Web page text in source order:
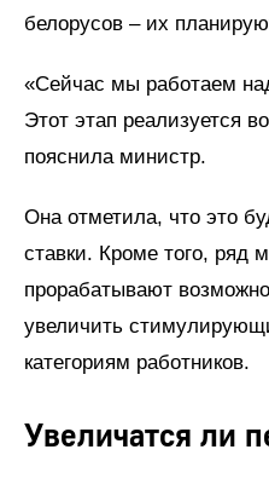
белорусов – их
«Сейчас мы работаем
Этот этап реализуется
пояснила министр.
Она отметила, что это
ставки. Кроме того, ряд
прорабатывают
увеличить
категориям работников.
Увеличатся ли